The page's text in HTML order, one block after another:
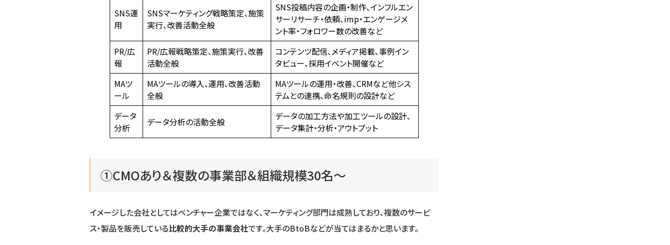
SNS運
用
SNSマーケティング戦略策定、施策
実行、改善活動全般
SNS投稿内容の企画・制作、インフルエン
サーリサーチ・依頼、imp・エンゲージメ
ント率・フォロワー数の改善など
PR/広
報
PR/広報戦略策定、施策実行、改善
活動全般
コンテンツ配信、メディア掲載、事例イン
タビュー、採用イベント開催など
MAツ
ール
MAツールの導入、運用、改善活動
全般
MAツールの運用・改善、CRMなど他シス
テムとの連携、命名規則の設計など
データ
分析
データ分析の活動全般
データの加工方法や加工ツールの設計、
データ集計・分析・アウトプット
①CMOあり＆複数の事業部＆組織規模30名～
イメージした会社としてはベンチャー企業ではなく、マーケティング部門は成熟しており、複数のサービ
ス・製品を販売している比較的大手の事業会社です。大手のBtoBなどが当てはまるかと思います。